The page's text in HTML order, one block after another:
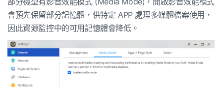
會預先保留部分記憶體，供特定 APP 處理多媒體檔案使用，
因此資源監控中的可用記憶體會降低。